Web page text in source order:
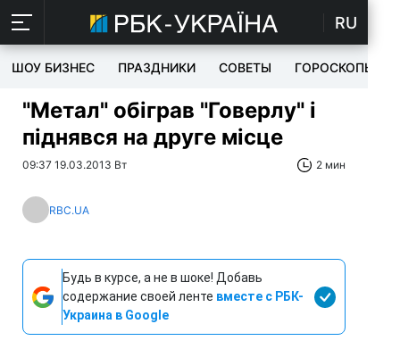
RU
ШОУ БИЗНЕС ПРАЗДНИКИ СОВЕТЫ ГОРОСКОПЫ
"Метал" обіграв "Говерлу" і
піднявся на друге місце
09:37 19.03.2013 Вт 2 мин
RBC.UA
Будь в курсе, а не в шоке! Добавь
содержание своей ленте вместе с РБК-
Украина в Google